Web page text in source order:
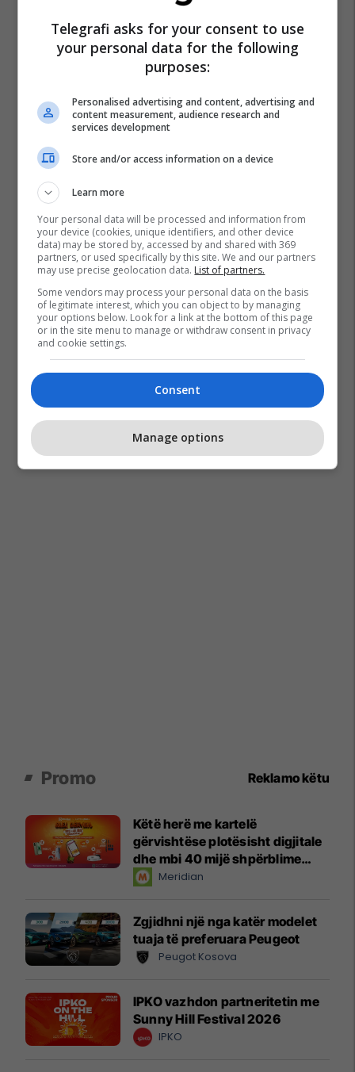
Promo Reklamo këtu
Këtë herë me kartelë
gërvishtëse plotësisht digjitale
dhe mbi 40 mijë shpërblime
instant!Meridian
Zgjidhni një nga katër modelet
tuaja të preferuara Peugeot
Peugot Kosova
IPKO vazhdon partneritetin me
Sunny Hill Festival 2026
IPKO
Telegrafi asks for your consent to use
your personal data for the following
purposes:
Personalised advertising and content, advertising and
content measurement, audience research and
services development
Store and/or access information on a device
Learn more
Your personal data will be processed and information from
your device (cookies, unique identifiers, and other device
data) may be stored by, accessed by and shared with 369
partners, or used specifically by this site. We and our partners
may use precise geolocation data. List of partners.
Some vendors may process your personal data on the basis
of legitimate interest, which you can object to by managing
your options below. Look for a link at the bottom of this page
or in the site menu to manage or withdraw consent in privacy
and cookie settings.
Consent
Manage options